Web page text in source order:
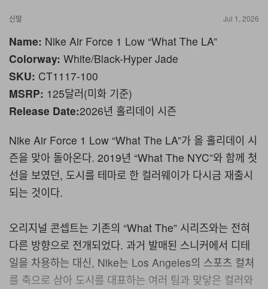
신발 Jul 1, 2026
Name: Nike Air Force 1 Low “What The LA”
Colorway: White/Black-Hyper Jade
SKU: CT1117-100
MSRP: 125달러(미화 기준)
Release Date:2026년 홀리데이 시즌
Nike Air Force 1 Low “What The LA”가 올 홀리데이 시
즌을 맞아 돌아온다. 2019년 “What The NYC”와 함께 첫
선을 보였던, 도시를 테마로 한 컬러웨이가 다시금 재출시
되는 것이다.
오리지널 콘셉트는 기존의 “What The” 시리즈와는 전혀
다른 방향으로 전개되었다. 과거 발매된 스니커에서 디테
일을 차용하는 대신, Nike는 Los Angeles의 스포츠 컬처
를 축으로 삼아 도시를 대표하는 여러 팀과 맞닿은 컬러와